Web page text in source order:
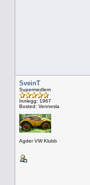
SveinT
Supermedlem
Innlegg: 1967
Bosted: Vennesla
Agder VW Klubb